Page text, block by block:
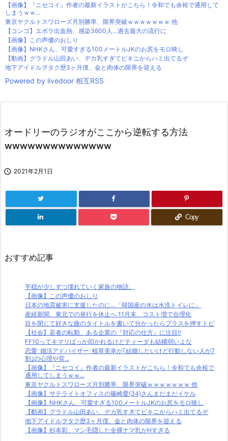
【画像】『ニセコイ』作者の最新イラストがこちら！令和でも余裕で通用して
しまうｗｗ...
東京ヤクルトスワローズ月別勝率、限界突破ｗｗｗｗｗｗｗ 他
【コンゴ】エボラ出血熱、感染3600人…過去最大の流行に
【画像】この声優のおしり
【画像】NHKさん、可愛すぎる100メートルJKのお尻をモロ映し
【動画】グラドル山田あい、デカ乳すぎてビキニからハミ出てるぞ
地下アイドルヲタク歴3ヶ月僕、金と肉体の限界を迎える
Powered by livedoor 相互RSS
オードリーのラジオがここから逆転する方法
wwwwwwwwwwwwww
 2021年2月1日
Copy
おすすめ記事
平穏が少しずつ壊れていく家族の物語。
【画像】この声優のおしり
日本の地震被害に支援したのに…「韓国産の水は水洗トイレに」
産経新聞、東北での発行を休止へ 11月末、コスト増で合理化
目を閉じて好きな曲のタイトルを書いて分かったらプラスを押すトピ
【社会】若者の転勤、ある企業の『対応の仕方』に注目‼
FF10ってキマリばっか叩かれるけどティーダも結構弱いよな
恋愛･婚活アドバイザー･植草美幸が｢結婚したいけど行動しない人が7
割｣の心理や背...
【画像】『ニセコイ』作者の最新イラストがこちら！令和でも余裕で
通用してしまうｗｗ...
東京ヤクルトスワローズ月別勝率、限界突破ｗｗｗｗｗｗｗ 他
【画像】サテライトオフィスの篠崎愛(34)さんまだまだイケル
【画像】NHKさん、可愛すぎる100メートルJKのお尻をモロ映し
【動画】グラドル山田あい、デカ乳すぎてビキニからハミ出てるぞ
地下アイドルヲタク歴3ヶ月僕、金と肉体の限界を迎える
【画像】杉本彩、マン毛隠した全裸ナマ乳がHすぎる